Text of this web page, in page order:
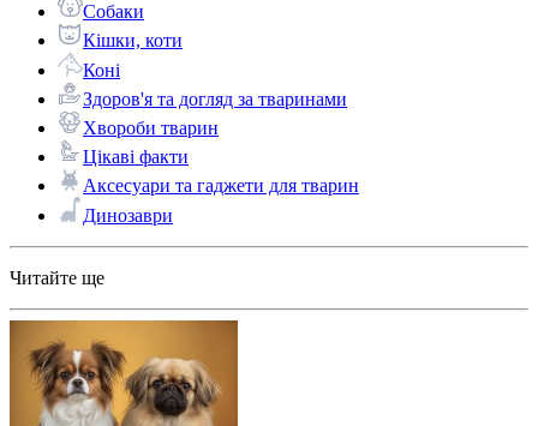
Собаки
Кішки, коти
Коні
Здоров'я та догляд за тваринами
Хвороби тварин
Цікаві факти
Аксесуари та гаджети для тварин
Динозаври
Читайте ще